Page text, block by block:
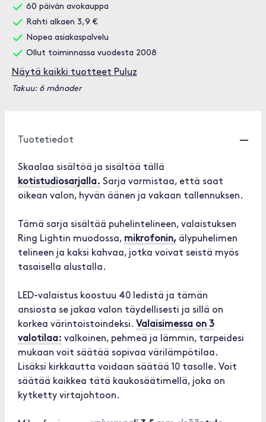
60 päivän avokauppa
Rahti alkaen 3,9 €
Nopea asiakaspalvelu
Ollut toiminnassa vuodesta 2008
Näytä kaikki tuotteet Puluz
Takuu: 6 månader
Tuotetiedot
Skaalaa sisältöä ja sisältöä tällä
kotistudiosarjalla. Sarja varmistaa, että saat
oikean valon, hyvän äänen ja vakaan tallennuksen.
Tämä sarja sisältää puhelintelineen, valaistuksen
Ring Lightin muodossa, mikrofonin, älypuhelimen
telineen ja kaksi kahvaa, jotka voivat seistä myös
tasaisella alustalla.
LED-valaistus koostuu 40 ledistä ja tämän
ansiosta se jakaa valon täydellisesti ja sillä on
korkea värintoistoindeksi. Valaisimessa on 3
valotilaa: valkoinen, pehmeä ja lämmin, tarpeidesi
mukaan voit säätää sopivaa värilämpötilaa.
Lisäksi kirkkautta voidaan säätää 10 tasolle. Voit
säätää kaikkea tätä kaukosäätimellä, joka on
kytketty virtajohtoon.